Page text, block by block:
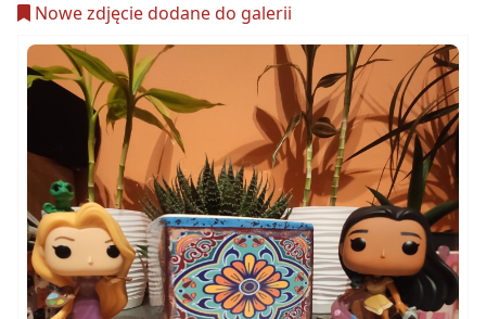
Nowe zdjęcie dodane do galerii